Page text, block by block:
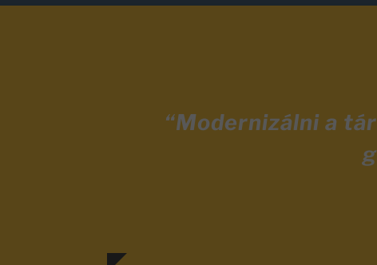
“Modernizálni a